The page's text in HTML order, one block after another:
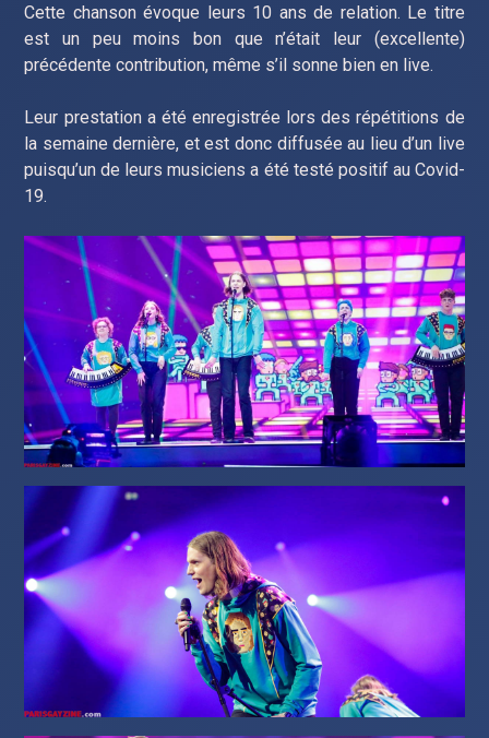
Cette chanson évoque leurs 10 ans de relation. Le titre
est un peu moins bon que n’était leur (excellente)
précédente contribution, même s’il sonne bien en live.
Leur prestation a été enregistrée lors des répétitions de
la semaine dernière, et est donc diffusée au lieu d’un live
puisqu’un de leurs musiciens a été testé positif au Covid-
19.